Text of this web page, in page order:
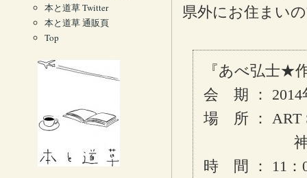
県外にお住まい
『あべ弘士★
会 期 ： 2014
場 所 ： ART
神戸市東
時 間 ： 11：
本と道草 Twitter
本と道草 通販頁
Top